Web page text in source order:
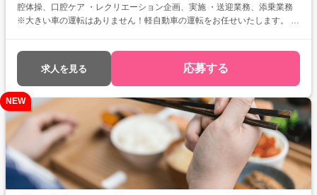
腔体操、口腔ケア ・レクリエーション企画、実施 ・送迎業務、添乗業務
※大きい車の運転はありません！軽自動車の運転をお任せいたします。 ・
転職したい) ・経験値アップ (未経験の施設で働きたい) ・対人スキルア
ップ (幅広20代～60代活躍中の職場でコミュニケーション力を磨きたい)
求人を見る 応募する
NEW